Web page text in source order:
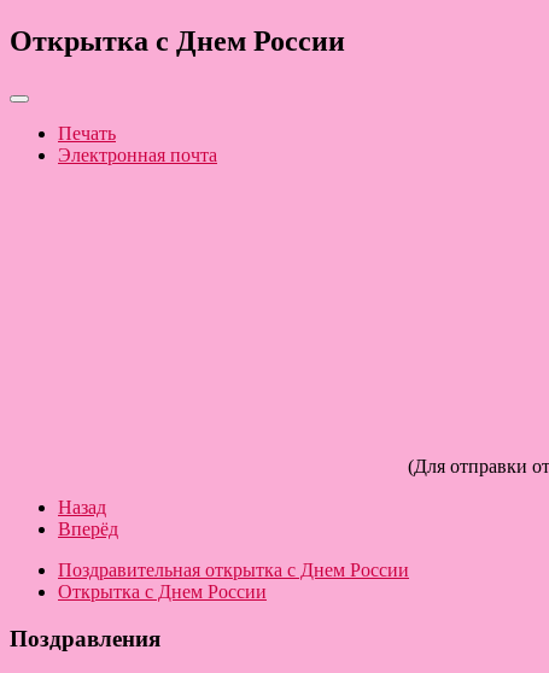
Открытка с Днем России
Печать
Электронная почта
(Для отправки
Назад
Вперёд
Поздравительная открытка с Днем России
Открытка с Днем России
Поздравления